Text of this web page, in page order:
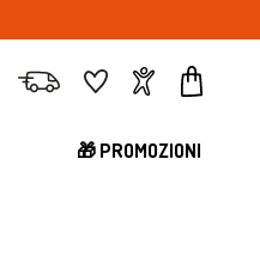
ConsegnaPreferitiAccount
🎁 PROMOZIONI